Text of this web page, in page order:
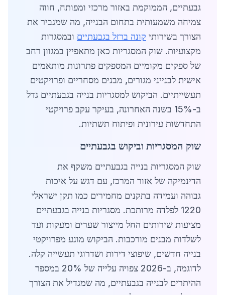
גבעתיים, הממוקמת באזור מרכזי ומפותח, חווה
צמיחה משמעותית בתחום הבנייה, מה שמגביר את
הצורך בשירותי קונה ברזל בגבעתיים ובמסגרות
מקצועיות. שוק המסגריות כאן מתאפיין במגוון רחב
של ספקים מקומיים המספקים פתרונות מותאמים
אישית לבנייני מגורים, מבנים מסחריים ופרויקטים
תעשייתיים. הביקוש למסגריות בנייה בגבעתיים גדל
ב-15% בשנה האחרונה, בעיקר עקב פרויקטי
התחדשות עירונית ופיתוח תשתיות.
שוק המסגריות וביקוש בגבעתיים
שוק המסגריות בנייה בגבעתיים משקף את
הדינמיקה של אזור המרכז, עם דגש על איכות
גבוהה ועמידה בתקנים מחמירים כמו תקן ישראלי
1220 לפלדה מרותכת. מסגריות בנייה בגבעתיים
מציעות שירותים החל מייצור שערים ומעקות ועד
לשלדות מבנים מורכבות. הביקוש מונע מפרויקטי
בנייה חדשים, שיפוצי דירות ושדרוגי תעשייה קלה.
לדוגמה, ב-2026 צפויה עלייה של 20% במספר
ההיתרים לבנייה בגבעתיים, מה שמגדיל את הצורך